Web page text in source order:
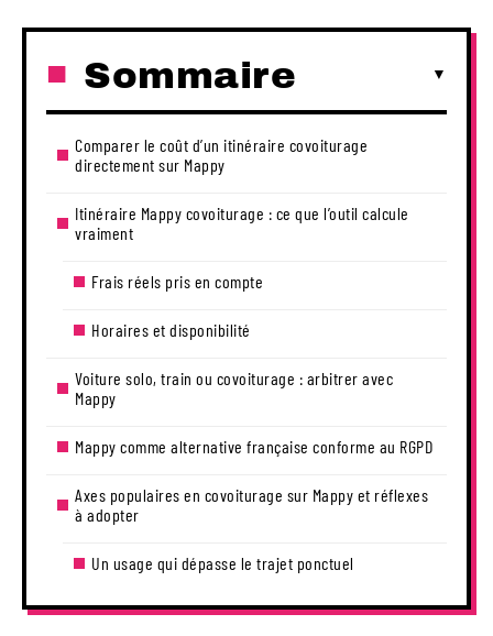
Sommaire
Comparer le coût d’un itinéraire covoiturage
directement sur Mappy
Itinéraire Mappy covoiturage : ce que l’outil calcule
vraiment
Frais réels pris en compte
Horaires et disponibilité
Voiture solo, train ou covoiturage : arbitrer avec
Mappy
Mappy comme alternative française conforme au RGPD
Axes populaires en covoiturage sur Mappy et réflexes
à adopter
Un usage qui dépasse le trajet ponctuel